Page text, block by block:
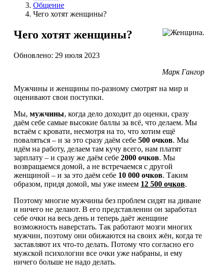
Общение
Чего хотят женщины?
Чего хотят женщины?
Обновлено: 29 июля 2023
Марк Гангор
Мужчины и женщины по-разному смотрят на мир и
оценивают свои поступки.
Мы, мужчины, когда дело доходит до оценки, сразу
даём себе самые высокие баллы за всё, что делаем. Мы
встаём с кровати, несмотря на то, что хотим ещё
поваляться – и за это сразу даём себе 500 очков. Мы
идём на работу, делаем там кучу всего, нам платят
зарплату – и сразу же даём себе 2000 очков. Мы
возвращаемся домой, а не встречаемся с другой
женщиной – и за это даём себе 10 000 очков. Таким
образом, придя домой, мы уже имеем 12 500 очков.
Поэтому многие мужчины без проблем сидят на диване
и ничего не делают. В его представлении он заработал
себе очки на весь день и теперь даёт женщине
возможность наверстать. Так работают мозги многих
мужчин, поэтому они обижаются на своих жён, когда те
заставляют их что-то делать. Потому что согласно его
мужской психологии все очки уже набраны, и ему
ничего больше не надо делать.